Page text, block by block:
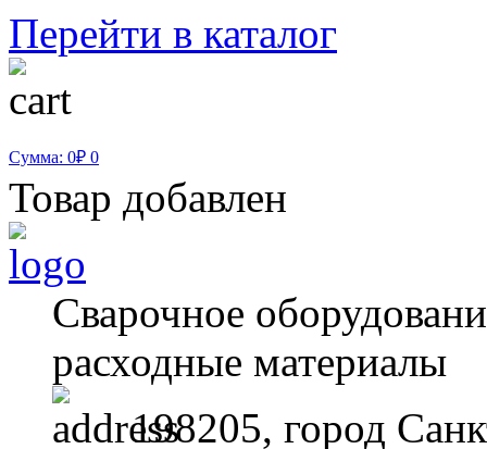
Перейти в каталог
Сумма: 0₽ 0
Товар добавлен
Сварочное
расходные материалы
198205, город